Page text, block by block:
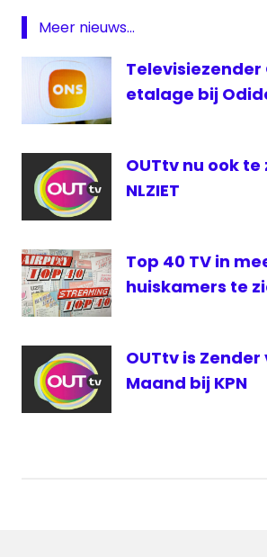
Stingray
Mobile
Meer nieuws...
Televisiezender
etalage bij
OUTtv nu ook te
NLZIET
Top 40 TV in
huiskamers te
OUTtv is Zender
Maand bij KPN